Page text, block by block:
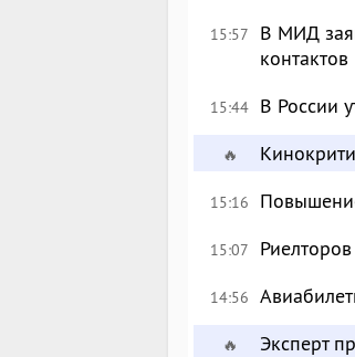
15:57
В МИД
контактов
15:44 В России
🔥
15:16
15:07
14:56
🔥 Эксперт